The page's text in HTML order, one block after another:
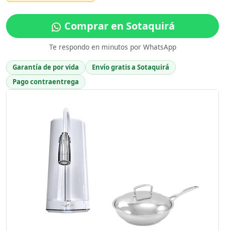
Comprar en Sotaquirá
Te respondo en minutos por WhatsApp
Garantía de por vida
Envío gratis a Sotaquirá
Pago contraentrega